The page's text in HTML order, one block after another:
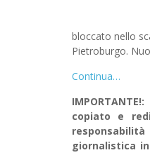
bloccato nello
Pietroburgo.
Continua…
copiato e
giornalistica